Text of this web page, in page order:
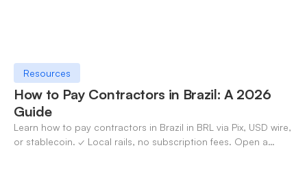
Resources
How to Pay Contractors in Brazil: A 2026
Guide
Learn how to pay contractors in Brazil in BRL via Pix, USD wire,
or stablecoin. ✓ Local rails, no subscription fees. Open a